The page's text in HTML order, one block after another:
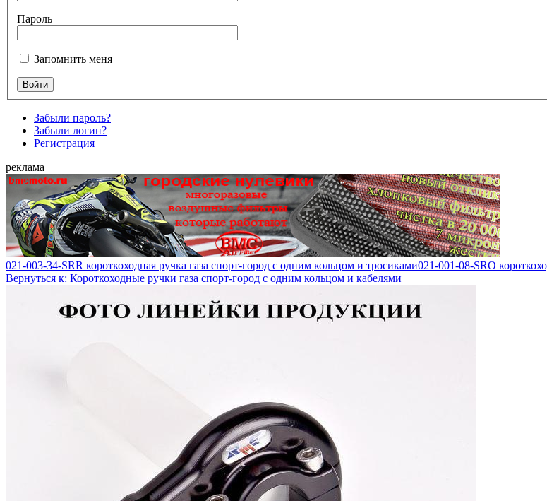
Пароль
Запомнить меня
Забыли пароль?
Забыли логин?
Регистрация
реклама
021-003-34-SRR короткоходная ручка газа спорт-город с одним кольцом и тросиками021-001-08-SRO
Вернуться к: Короткоходные ручки газа спорт-город с одним кольцом и кабелями